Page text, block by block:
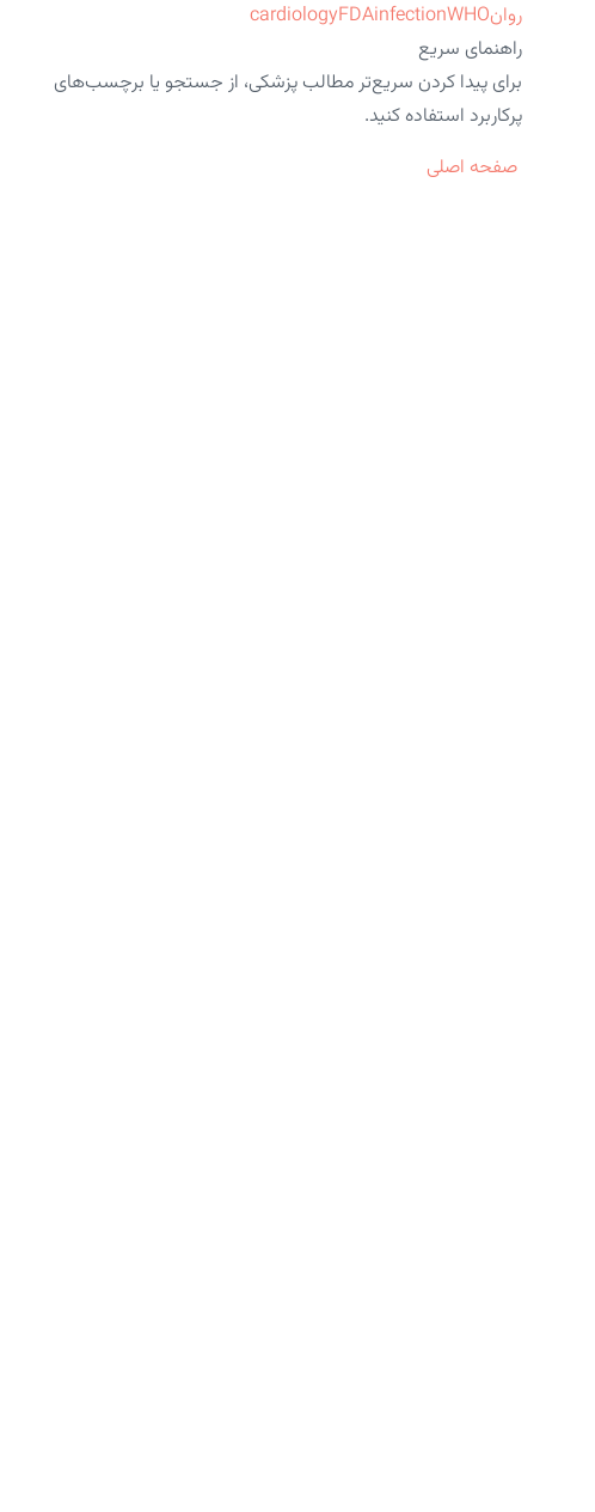
روان
cardiologyFDAinfectionWHO
راهنمای سریع
برای پیدا کردن سریع‌تر مطالب پزشکی، از جستجو یا برچسب‌های
پرکاربرد استفاده کنید.
صفحه اصلی